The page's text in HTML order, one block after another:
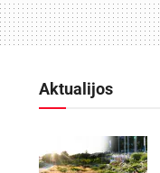
Aktualijos